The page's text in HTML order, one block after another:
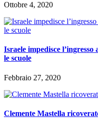
Ottobre 4, 2020
Israele impedisce
le scuole
Febbraio 27, 2020
Clemente Mastella